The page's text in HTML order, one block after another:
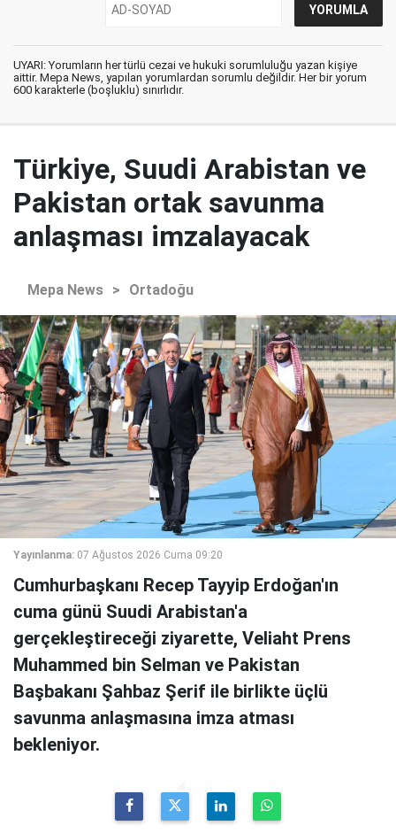
UYARI: Yorumların her türlü cezai ve hukuki sorumluluğu yazan kişiye
aittir. Mepa News, yapılan yorumlardan sorumlu değildir. Her bir yorum
600 karakterle (boşluklu) sınırlıdır.
Türkiye, Suudi Arabistan ve
Pakistan ortak savunma
anlaşması imzalayacak
Mepa News > Ortadoğu
Yayınlanma: 07 Ağustos 2026 Cuma 09:20
Cumhurbaşkanı Recep Tayyip Erdoğan'ın
cuma günü Suudi Arabistan'a
gerçekleştireceği ziyarette, Veliaht Prens
Muhammed bin Selman ve Pakistan
Başbakanı Şahbaz Şerif ile birlikte üçlü
savunma anlaşmasına imza atması
bekleniyor.